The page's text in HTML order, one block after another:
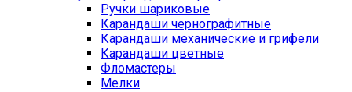
Ручки шариковые
Карандаши чернографитные
Карандаши механические и грифели
Карандаши цветные
Фломастеры
Мелки